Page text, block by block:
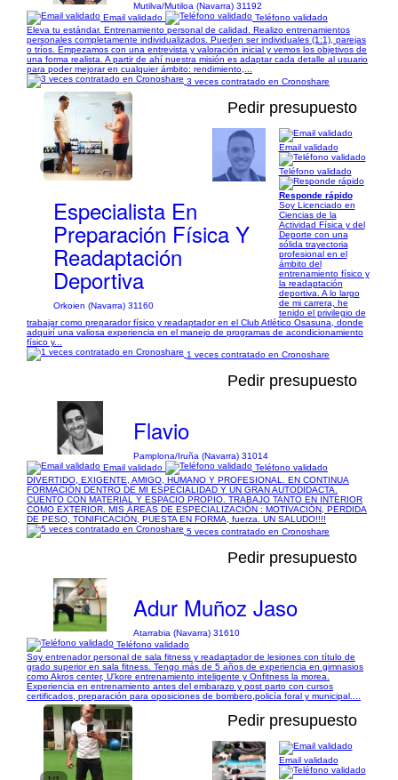
Mutilva/Mutiloa (Navarra) 31192
Email validado
Teléfono validado
Eleva tu estándar. Entrenamiento personal de calidad. Realizo entrenamientos
personales completamente individualizados. Pueden ser individuales (1:1), parejas
o tríos. Empezamos con una entrevista y valoración inicial y vemos los objetivos de
una forma realista. A partir de ahí nuestra misión es adaptar cada detalle al usuario
para poder mejorar en cualquier ámbito: rendimiento,...
3 veces contratado en Cronoshare
1/2
Pedir presupuesto
Especialista En
Preparación Física Y
Readaptación
Deportiva
Orkoien (Navarra) 31160
Email validado
Teléfono validado
Responde rápido
Soy Licenciado en
Ciencias de la
Actividad Física y del
Deporte con una
sólida trayectoria
profesional en el
ámbito del
entrenamiento físico y
la readaptación
deportiva. A lo largo
de mi carrera, he
tenido el privilegio de
trabajar como preparador físico y readaptador en el Club Atlético Osasuna, donde
adquirí una valiosa experiencia en el manejo de programas de acondicionamiento
físico y...
1 veces contratado en Cronoshare
Pedir presupuesto
Flavio
Pamplona/Iruña (Navarra) 31014
Email validado
Teléfono validado
DIVERTIDO, EXIGENTE, AMIGO, HUMANO Y PROFESIONAL. EN CONTINUA
FORMACIÓN DENTRO DE MI ESPECIALIDAD Y UN GRAN AUTODIDACTA.
CUENTO CON MATERIAL Y ESPACIO PROPIO. TRABAJO TANTO EN INTERIOR
COMO EXTERIOR. MIS ÁREAS DE ESPECIALIZACIÓN : MOTIVACIÓN, PERDIDA
DE PESO, TONIFICACIÓN, PUESTA EN FORMA, fuerza. UN SALUDO!!!!
5 veces contratado en Cronoshare
Pedir presupuesto
Adur Muñoz Jaso
Atarrabia (Navarra) 31610
Teléfono validado
Soy entrenador personal de sala fitness y readaptador de lesiones con título de
grado superior en sala fitness. Tengo más de 5 años de experiencia en gimnasios
como Akros center, U'kore entrenamiento inteligente y Onfitness la morea.
Experiencia en entrenamiento antes del embarazo y post parto con cursos
certificados, preparación para oposiciones de bombero,policía foral y municipal....
Pedir presupuesto
Email validado